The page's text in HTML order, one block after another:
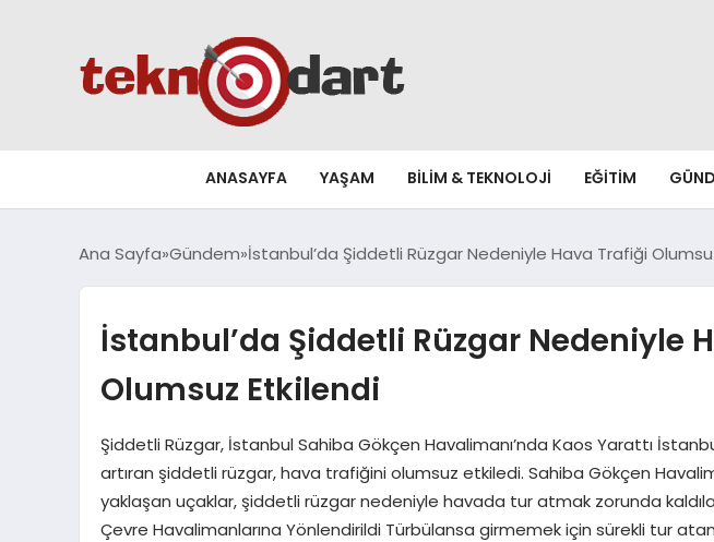
ANASAYFA YAŞAM BILIM & TEKNOLOJI EĞITIM
Ana Sayfa Gündem İstanbul’da Şiddetli Rüzgar Nedeniyle Hava Trafiği
İstanbul’da Şiddetli Rüzgar Nedeniyle
Olumsuz Etkilendi
Şiddetli Rüzgar, İstanbul Sahiba Gökçen Havalimanı’nda Kaos Yarattı
artıran şiddetli rüzgar, hava trafiğini olumsuz etkiledi. Sahiba Gökçen
yaklaşan uçaklar, şiddetli rüzgar nedeniyle havada tur atmak zorunda
Çevre Havalimanlarına Yönlendirildi Türbülansa girmemek için sürekli tur